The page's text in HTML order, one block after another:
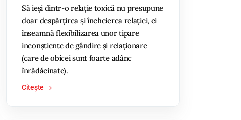
Să ieși dintr-o relație toxică nu presupune
doar despărțirea și încheierea relației, ci
înseamnă flexibilizarea unor tipare
inconștiente de gândire și relaționare
(care de obicei sunt foarte adânc
înrădăcinate).
Citește